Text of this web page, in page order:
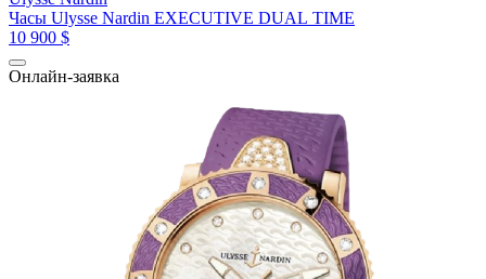
Часы Ulysse Nardin EXECUTIVE DUAL TIME
10 900 $
Онлайн-заявка